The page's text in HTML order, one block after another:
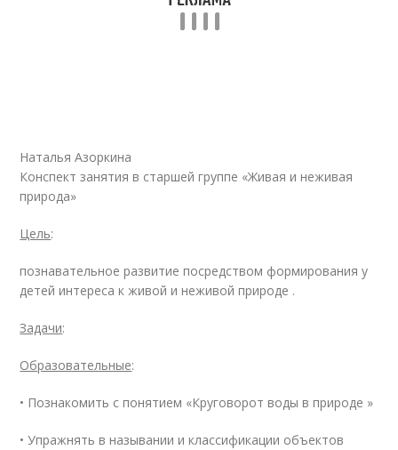
Наталья Азоркина
Конспект занятия в старшей группе «Живая и неживая
природа»
Цель:
познавательное развитие посредством формирования у
детей интереса к живой и неживой природе .
Задачи:
Образовательные:
• Познакомить с понятием «Круговорот воды в природе »
• Упражнять в назывании и классификации объектов